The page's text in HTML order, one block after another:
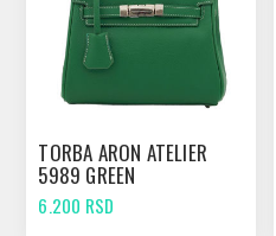
TORBA ARON ATELIER
5989 GREEN
6.200 RSD